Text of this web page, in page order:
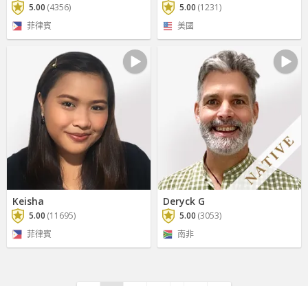
5.00 (4356)
菲律賓
5.00 (1231)
美國
Keisha
5.00 (11695)
菲律賓
Deryck G
5.00 (3053)
南非